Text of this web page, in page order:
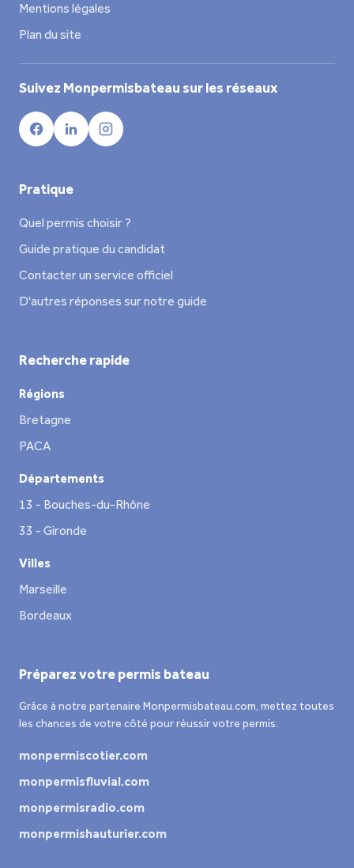
Mentions légales
Plan du site
Suivez Monpermisbateau sur les réseaux
Pratique
Quel permis choisir ?
Guide pratique du candidat
Contacter un service officiel
D'autres réponses sur notre guide
Recherche rapide
Régions
Bretagne
PACA
Départements
13 - Bouches-du-Rhône
33 - Gironde
Villes
Marseille
Bordeaux
Préparez votre permis bateau
Grâce à notre partenaire Monpermisbateau.com, mettez toutes
les chances de votre côté pour réussir votre permis.
monpermiscotier.com
monpermisfluvial.com
monpermisradio.com
monpermishauturier.com